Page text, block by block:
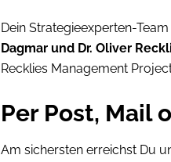
Dein Strategieexperten-Team
Dagmar und Dr. Oliver
Recklies Management
Per Post, Mail
Am sichersten erreichst Du